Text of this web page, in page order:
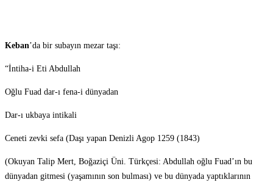
Keban’da bir subayın mezar taşı:
“İntiha-i Eti Abdullah
Oğlu Fuad dar-ı fena-i dünyadan
Dar-ı ukbaya intikali
Ceneti zevki sefa (Daşı yapan Denizli Agop 1259 (1843)
(Okuyan Talip Mert, Boğaziçi Üni. Türkçesi: Abdullah oğlu Fuad’ın bu
dünyadan gitmesi (yaşamının son bulması) ve bu dünyada yaptıklarının